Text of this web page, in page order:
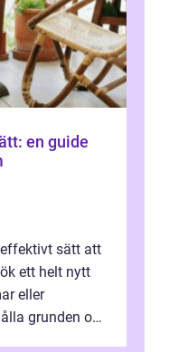
en guide
sätt att
ett helt nytt
eller
grunden och